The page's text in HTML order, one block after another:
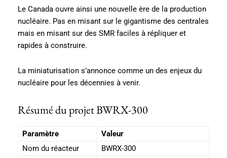
Le Canada ouvre ainsi une nouvelle ère de la production
nucléaire. Pas en misant sur le gigantisme des centrales
mais en misant sur des SMR faciles à répliquer et
rapides à construire.
La miniaturisation s’annonce comme un des enjeux du
nucléaire pour les décennies à venir.
Résumé du projet BWRX-300
Paramètre
Valeur
Nom du réacteur
BWRX-300